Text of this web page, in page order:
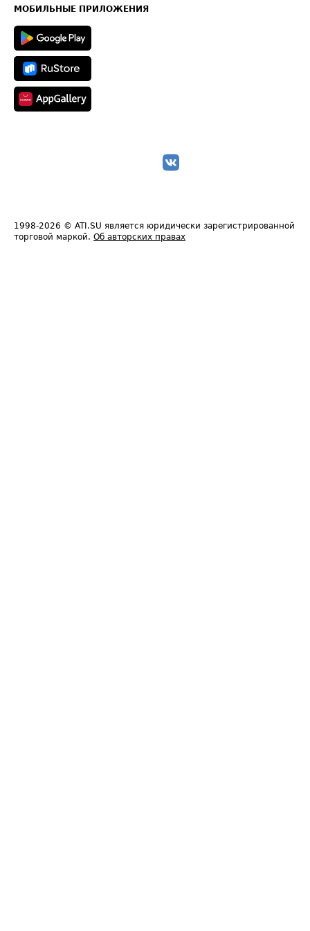
Техническая информация
МОБИЛЬНЫЕ ПРИЛОЖЕНИЯ
1998-2026 © ATI.SU является юридически зарегистрированной
торговой маркой. Об авторских правах